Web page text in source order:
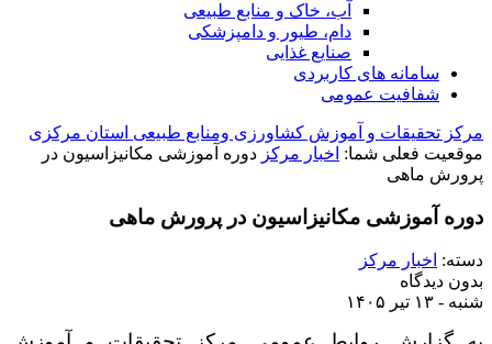
آب، خاک و منابع طبیعی
دام، طیور و دامپزشکی
صنایع غذایی
سامانه های کاربردی
شفافیت عمومی
مرکز تحقیقات و آموزش کشاورزی ومنابع طبیعی استان مرکزی
موقعیت فعلی شما: اخبار مرکز دوره آموزشی مکانیزاسیون در
پرورش ماهی
دوره آموزشی مکانیزاسیون در پرورش ماهی
دسته: اخبار مرکز
بدون دیدگاه
شنبه - ۱۳ تیر ۱۴۰۵